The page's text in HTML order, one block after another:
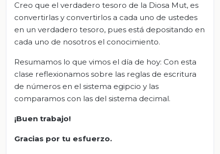
Creo que el verdadero tesoro de la Diosa Mut, es
convertirlas y convertirlos a cada uno de ustedes
en un verdadero tesoro, pues está depositando en
cada uno de nosotros el conocimiento.
Resumamos lo que vimos el día de hoy: Con esta
clase reflexionamos sobre las reglas de escritura
de números en el sistema egipcio y las
comparamos con las del sistema decimal.
¡Buen trabajo!
Gracias por tu esfuerzo.